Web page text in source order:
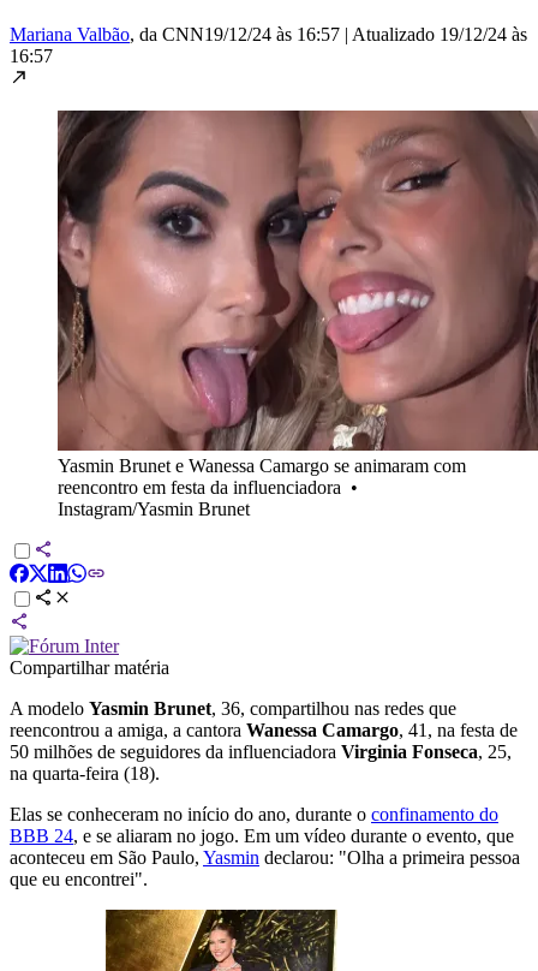
Mariana Valbão, da CNN19/12/24 às 16:57 | Atualizado 19/12/24 às
16:57
Yasmin Brunet e Wanessa Camargo se animaram com
reencontro em festa da influenciadora •
Instagram/Yasmin Brunet
Compartilhar matéria
A modelo Yasmin Brunet, 36, compartilhou nas redes que
reencontrou a amiga, a cantora Wanessa Camargo, 41, na festa de
50 milhões de seguidores da influenciadora Virginia Fonseca, 25,
na quarta-feira (18).
Elas se conheceram no início do ano, durante o confinamento do
BBB 24, e se aliaram no jogo. Em um vídeo durante o evento, que
aconteceu em São Paulo, Yasmin declarou: "Olha a primeira pessoa
que eu encontrei".